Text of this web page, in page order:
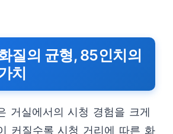
질의 균형, 85인치의
치
거실에서의 시청 경험을 크게
커질수록 시청 거리에 따른 화